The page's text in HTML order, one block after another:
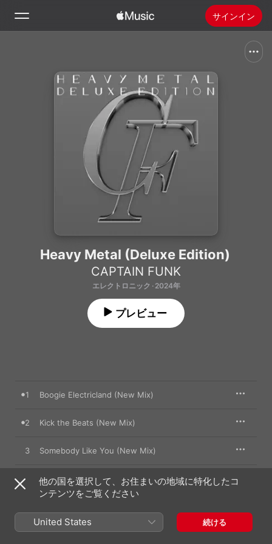
サインイン
ホーム
Apple Musicをインストール
Heavy Metal (Deluxe Edition)
CAPTAIN FUNK
エレクトロニック · 2024年
プレビュー
1 Boogie Electricland (New Mix)
2 Kick the Beats (New Mix)
3 Somebody Like You (New Mix)
4 Carry On (New Mix)
6 Butterfly (New Mix)
他の国を選択して、お住まいの地域に特化したコ
ンテンツをご覧ください
United States 続ける